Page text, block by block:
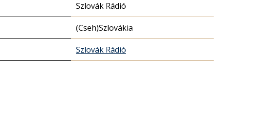
Szlovák Rádió
(Cseh)Szlovákia
Szlovák Rádió